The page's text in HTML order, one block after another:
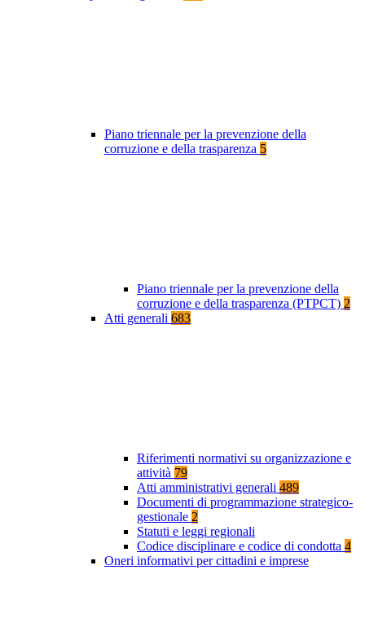
Piano triennale per la prevenzione della
corruzione e della trasparenza 5
Piano triennale per la prevenzione della
corruzione e della trasparenza (PTPCT) 2
Atti generali 683
Riferimenti normativi su organizzazione e
attività 79
Atti amministrativi generali 489
Documenti di programmazione strategico-
gestionale 2
Statuti e leggi regionali
Codice disciplinare e codice di condotta 4
Oneri informativi per cittadini e imprese